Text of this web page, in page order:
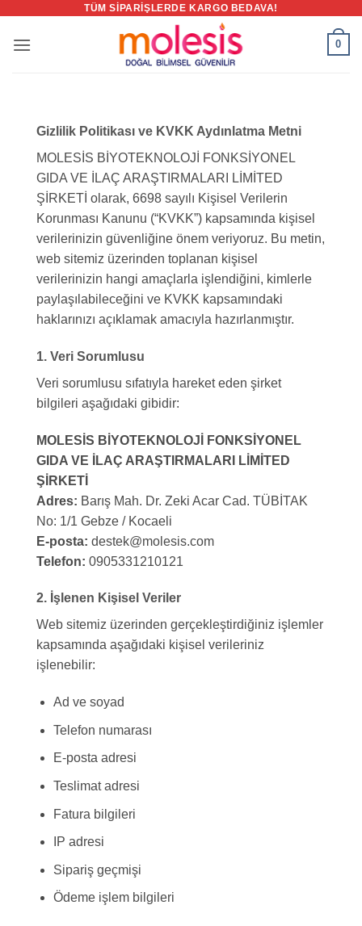
TÜM SIPARIŞLERDE KARGO BEDAVA!
0
Gizlilik Politikası ve KVKK Aydınlatma Metni
MOLESİS BİYOTEKNOLOJİ FONKSİYONEL
GIDA VE İLAÇ ARAŞTIRMALARI LİMİTED
ŞİRKETİ olarak, 6698 sayılı Kişisel Verilerin
Korunması Kanunu (“KVKK”) kapsamında kişisel
verilerinizin güvenliğine önem veriyoruz. Bu metin,
web sitemiz üzerinden toplanan kişisel
verilerinizin hangi amaçlarla işlendiğini, kimlerle
paylaşılabileceğini ve KVKK kapsamındaki
haklarınızı açıklamak amacıyla hazırlanmıştır.
1. Veri Sorumlusu
Veri sorumlusu sıfatıyla hareket eden şirket
bilgileri aşağıdaki gibidir:
MOLESİS BİYOTEKNOLOJİ FONKSİYONEL
GIDA VE İLAÇ ARAŞTIRMALARI LİMİTED
ŞİRKETİ
Adres: Barış Mah. Dr. Zeki Acar Cad. TÜBİTAK
No: 1/1 Gebze / Kocaeli
E-posta: destek@molesis.com
Telefon: 0905331210121
2. İşlenen Kişisel Veriler
Web sitemiz üzerinden gerçekleştirdiğiniz işlemler
kapsamında aşağıdaki kişisel verileriniz
işlenebilir:
Ad ve soyad
Telefon numarası
E-posta adresi
Teslimat adresi
Fatura bilgileri
IP adresi
Sipariş geçmişi
Ödeme işlem bilgileri